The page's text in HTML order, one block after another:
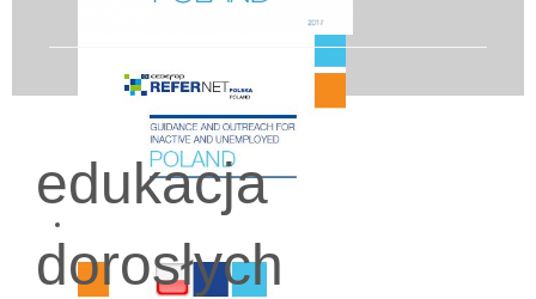
edukacja
dorosłych